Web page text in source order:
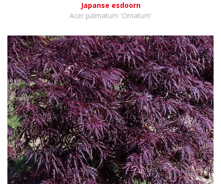
Japanse esdoorn
Acer palmatum 'Ornatum'